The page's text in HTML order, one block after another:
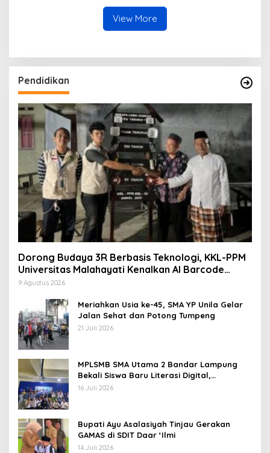
dengan Rakyat
View More
Pendidikan
Dorong Budaya 3R Berbasis Teknologi, KKL-PPM
Universitas Malahayati Kenalkan AI Barcode
untuk Edukasi Sampah
9 Agustus 2026
Meriahkan Usia ke-45, SMA YP Unila Gelar
Jalan Sehat dan Potong Tumpeng
21 Juli 2026
MPLSMB SMA Utama 2 Bandar Lampung
Bekali Siswa Baru Literasi Digital,
Jurnalistik, dan Etika Bermedia Sosial
16 Juli 2026
Bupati Ayu Asalasiyah Tinjau Gerakan
GAMAS di SDIT Daar ‘Ilmi
14 Juli 2026